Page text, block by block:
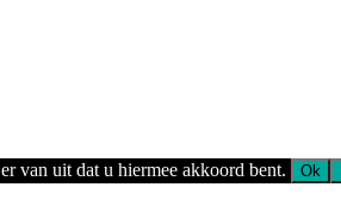
van uit dat u hiermee akkoord bent. Ok